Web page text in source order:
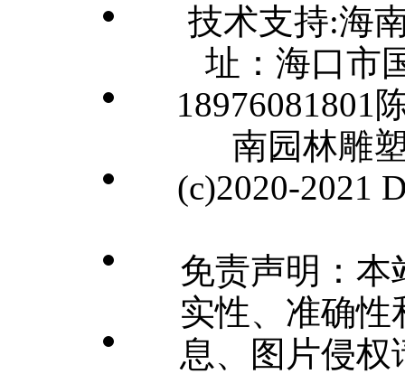
技术支持:海
址：海口市
18976081801
南园林雕
(c)2020-2021
免责声明：本
实性、准确性
息、图片侵权